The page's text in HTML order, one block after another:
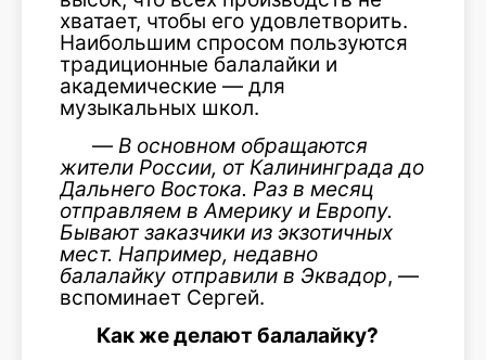
хватает, чтобы его удовлетворить.
Наибольшим спросом пользуются
традиционные балалайки и
академические — для
музыкальных школ.
— В основном обращаются
жители России, от Калининграда до
Дальнего Востока. Раз в месяц
отправляем в Америку и Европу.
Бывают заказчики из экзотичных
мест. Например, недавно
балалайку отправили в Эквадор, —
вспоминает Сергей.
Как же делают балалайку?